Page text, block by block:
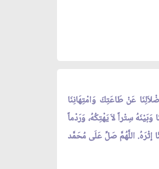
عَنْ طَاعَتِكَ وَامْتِهَانِنَا
سِتْراً لاَ يَهْتِكُهُ، وَرَدْماً
إثْرَهُ. اللَّهُمَّ صَلِّ عَلَى مُحَمَّد